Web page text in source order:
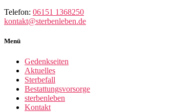
Telefon: 06151 1368250
kontakt@sterbenleben.de
Menü
Gedenkseiten
Aktuelles
Sterbefall
Bestattungsvorsorge
sterbenleben
Kontakt